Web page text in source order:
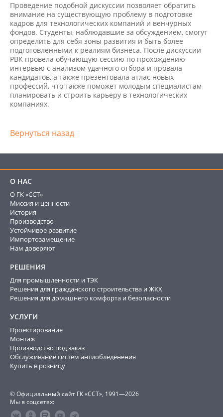
Проведение подобной дискуссии позволяет обратить
внимание на существующую проблему в подготовке
кадров для технологических компаний и венчурных
фондов. Студенты, наблюдавшие за обсуждением, смогут
определить для себя зоны развития и быть более
подготовленными к реалиям бизнеса. После дискуссии
РВК провела обучающую сессию по прохождению
интервью с анализом удачного отбора и провала
кандидатов, а также презентовала атлас новых
профессий, что также поможет молодым специалистам
планировать и строить карьеру в технологических
компаниях.
Вернуться назад
О НАС
О ГК «ССТ»
Миссия и ценности
История
Производство
Устойчивое развитие
Импортозамещение
Нам доверяют
РЕШЕНИЯ
Для промышленности и ТЭК
Решения для гражданского строительства и ЖКХ
Решения для домашнего комфорта и безопасности
УСЛУГИ
Проектирование
Монтаж
Производство под заказ
Обслуживание систем антиобледенения
Купить в розницу
© Официальный сайт ГК «ССТ», 1991—2026
Мы в соцсетях: